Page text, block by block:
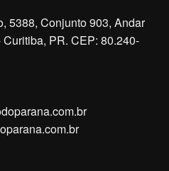
5388, Conjunto 903, Andar
PR. CEP: 80.240-